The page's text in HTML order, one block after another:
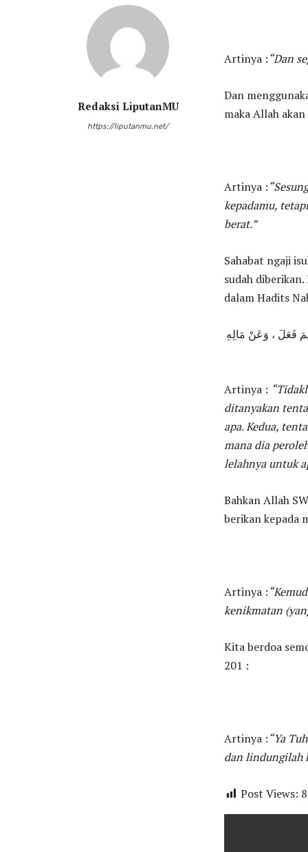
Redaksi LiputanMU
https://liputanmu.net/
Artinya :“Dan
Dan
maka Allah
Artinya :
kepadamu,
berat.”
Sahabat ngaji
sudah
dalam Hadits
فَعَلَ ، وَعَنْ مَالِهِ
Artinya :
ditanyakan
apa. Kedua,
mana dia
lelahnya untuk
Bahkan Allah
berikan kepada
Artinya :
kenikmatan
Kita berdoa
201 :
Artinya :“Ya
dan lindungilah
Post Views: